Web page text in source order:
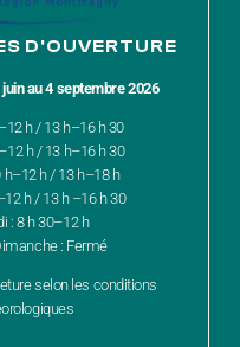
D'OUVERTURE
juin au 4 septembre 2026
h / 13 h–16 h 30
h / 13 h–16 h 30
h–12 h / 13 h–18 h
h / 13 h –16 h 30
: 8 h 30–12 h
: Fermé
selon les conditions